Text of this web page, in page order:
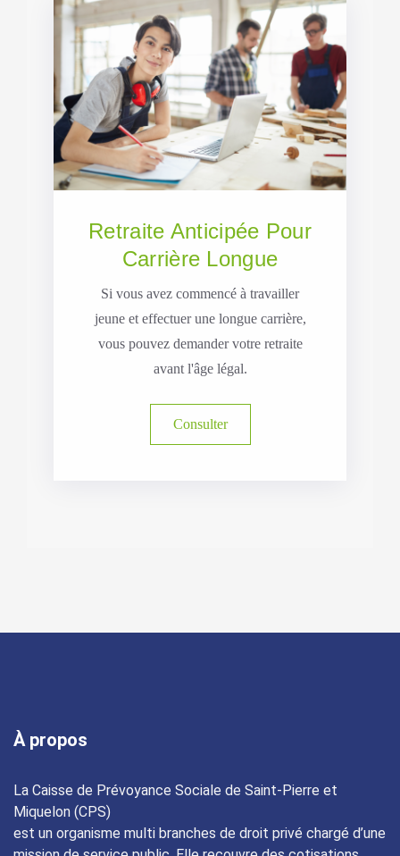
Retraite Anticipée Pour
Carrière Longue
Si vous avez commencé à travailler
jeune et effectuer une longue carrière,
vous pouvez demander votre retraite
avant l'âge légal.
Consulter
À propos
La Caisse de Prévoyance Sociale de Saint-Pierre et
Miquelon (CPS)
est un organisme multi branches de droit privé chargé d’une